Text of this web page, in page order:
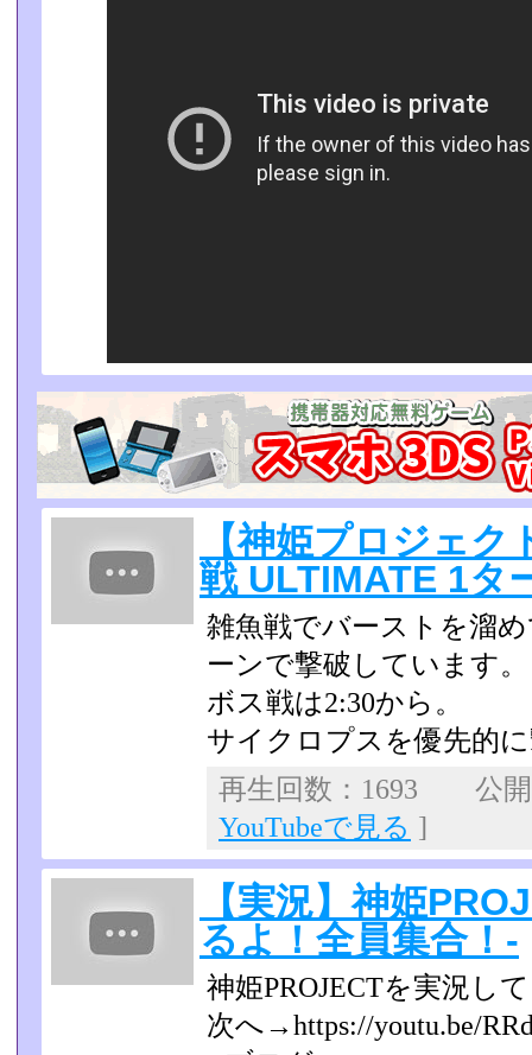
【神姫プロジェ
戦 ULTIMATE 1タ
雑魚戦でバーストを溜
ーンで撃破しています。
ボス戦は2:30から。
サイクロプスを優先的
再生回数：1693 公
YouTubeで見る ]
【実況】神姫
るよ！全員集合！-
神姫PROJECTを実況し
次へ→https://youtu.be/